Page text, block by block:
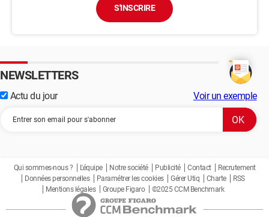
S'INSCRIRE
NEWSLETTERS
Actu du jour Voir un exemple
Qui sommes-nous ? L'équipe Notre société Publicité Contact
Recrutement
Données personnelles
Paramétrer les cookies Gérer Utiq Charte
RSS
Mentions légales
Groupe Figaro ©2025 CCM Benchmark